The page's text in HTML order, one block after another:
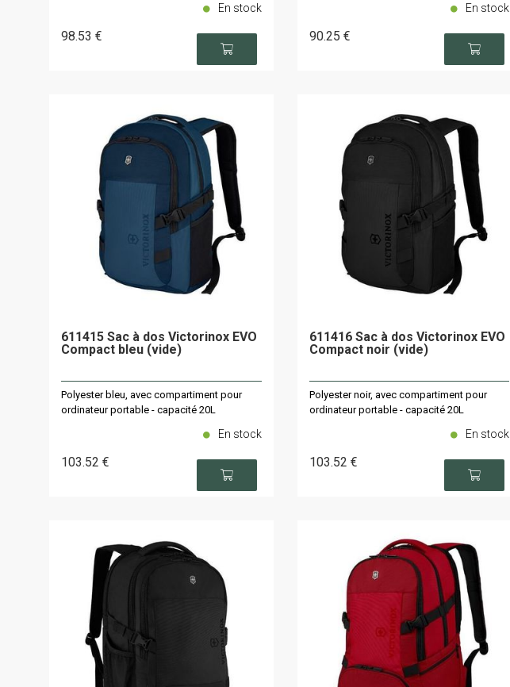
98.53 €
En stock
90.25 €
En stock
611415 Sac à dos Victorinox EVO
Compact bleu (vide)
Polyester bleu, avec compartiment pour
ordinateur portable - capacité 20L
103.52 €
En stock
611416 Sac à dos Victorinox EVO
Compact noir (vide)
Polyester noir, avec compartiment pour
ordinateur portable - capacité 20L
103.52 €
En stock